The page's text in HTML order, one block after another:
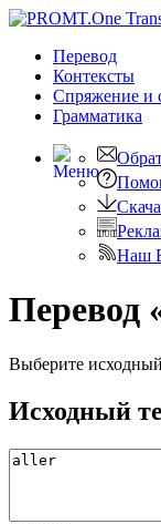
Перевод
Контексты
Спряжение и
Грамматика
Наш
Перевод
Выберите
Исходный